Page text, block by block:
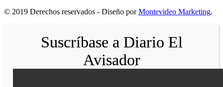
© 2019 Derechos reservados - Diseño porMontevideo Marketing.
Suscríbase a Diario El
Avisador